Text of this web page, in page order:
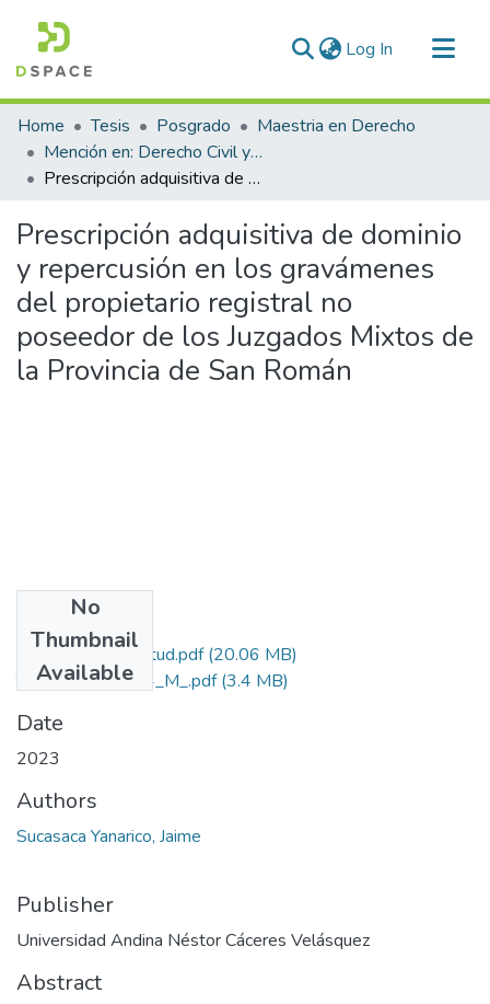
Log In (current)
Communities & Collections
All of DSpace
Statistics
Home Tesis Posgrado
Maestria en Derecho
Mención en: Derecho Civil y Empresarial
Prescripción adquisitiva de dominio y repercusión en los gravámenes del propietario registral no poseedor de los Juzgados Mixtos de la Provincia de San Román
Prescripción adquisitiva de dominio
y repercusión en los gravámenes
del propietario registral no
poseedor de los Juzgados Mixtos de
la Provincia de San Román
No
Thumbnail
Available
Grado de Similitud.pdf(20.06 MB)
T036_02427974_M_.pdf(3.4 MB)
Date
2023
Authors
Sucasaca Yanarico, Jaime
Publisher
Universidad Andina Néstor Cáceres Velásquez
Abstract